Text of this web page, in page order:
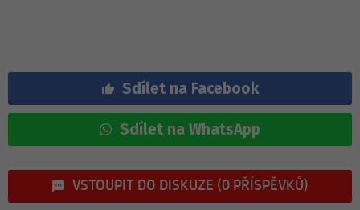
Sdílet na Facebook
Sdílet na WhatsApp
VSTOUPIT DO DISKUZE (0 PŘÍSPĚVKŮ)